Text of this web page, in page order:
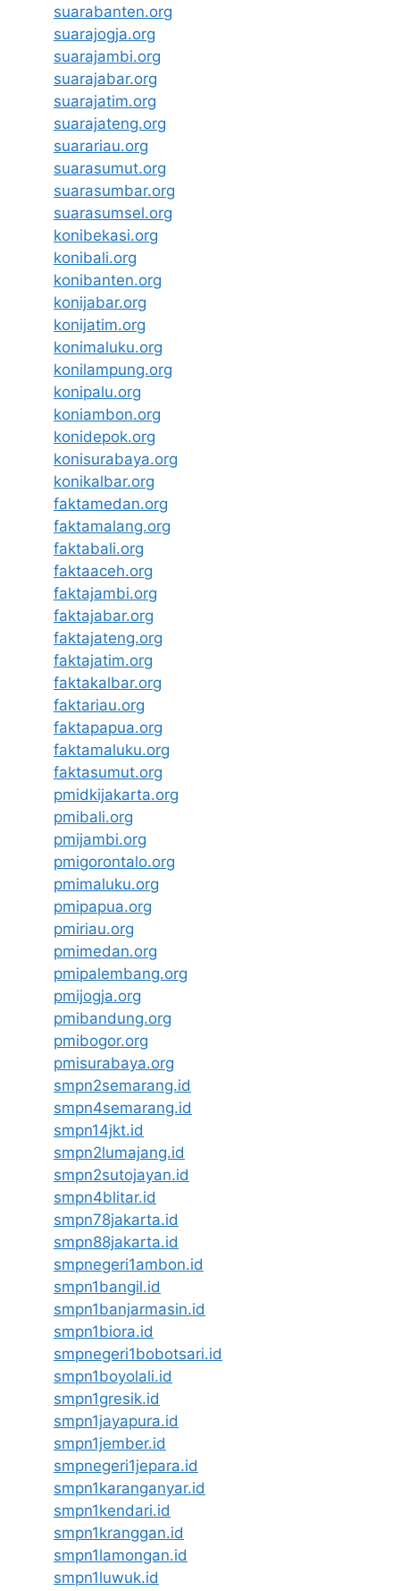
suarabanten.org
suarajogja.org
suarajambi.org
suarajabar.org
suarajatim.org
suarajateng.org
suarariau.org
suarasumut.org
suarasumbar.org
suarasumsel.org
konibekasi.org
konibali.org
konibanten.org
konijabar.org
konijatim.org
konimaluku.org
konilampung.org
konipalu.org
koniambon.org
konidepok.org
konisurabaya.org
konikalbar.org
faktamedan.org
faktamalang.org
faktabali.org
faktaaceh.org
faktajambi.org
faktajabar.org
faktajateng.org
faktajatim.org
faktakalbar.org
faktariau.org
faktapapua.org
faktamaluku.org
faktasumut.org
pmidkijakarta.org
pmibali.org
pmijambi.org
pmigorontalo.org
pmimaluku.org
pmipapua.org
pmiriau.org
pmimedan.org
pmipalembang.org
pmijogja.org
pmibandung.org
pmibogor.org
pmisurabaya.org
smpn2semarang.id
smpn4semarang.id
smpn14jkt.id
smpn2lumajang.id
smpn2sutojayan.id
smpn4blitar.id
smpn78jakarta.id
smpn88jakarta.id
smpnegeri1ambon.id
smpn1bangil.id
smpn1banjarmasin.id
smpn1biora.id
smpnegeri1bobotsari.id
smpn1boyolali.id
smpn1gresik.id
smpn1jayapura.id
smpn1jember.id
smpnegeri1jepara.id
smpn1karanganyar.id
smpn1kendari.id
smpn1kranggan.id
smpn1lamongan.id
smpn1luwuk.id